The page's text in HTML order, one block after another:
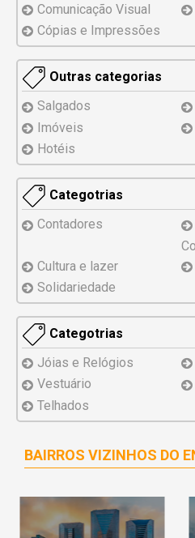
Comunicação Visual
Cópias e Impressões
Outras categorias
Salgados
Imóveis
Hotéis
Categotrias
Contadores
Cultura e lazer
Solidariedade
Categotrias
Jóias e Relógios
Vestuário
Telhados
BAIRROS VIZINHOS DO